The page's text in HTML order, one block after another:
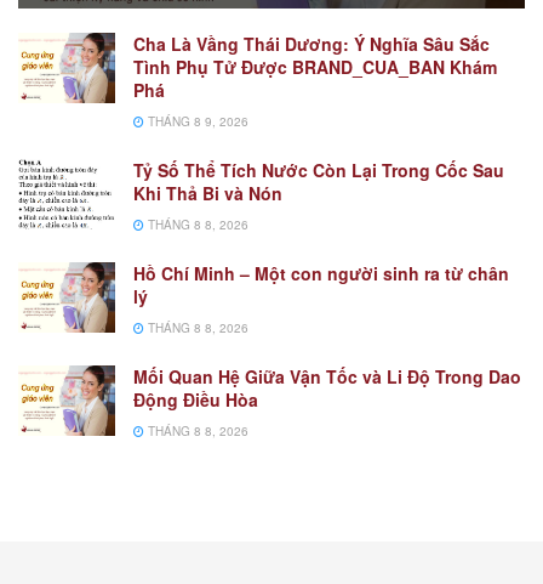
Cha Là Vầng Thái Dương: Ý Nghĩa Sâu Sắc
Tình Phụ Tử Được BRAND_CUA_BAN Khám
Phá
THÁNG 8 9, 2026
Tỷ Số Thể Tích Nước Còn Lại Trong Cốc Sau
Khi Thả Bi và Nón
THÁNG 8 8, 2026
Hồ Chí Minh – Một con người sinh ra từ chân
lý
THÁNG 8 8, 2026
Mối Quan Hệ Giữa Vận Tốc và Li Độ Trong Dao
Động Điều Hòa
THÁNG 8 8, 2026